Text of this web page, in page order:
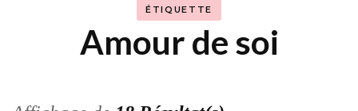
ÉTIQUETTE
Amour de soi